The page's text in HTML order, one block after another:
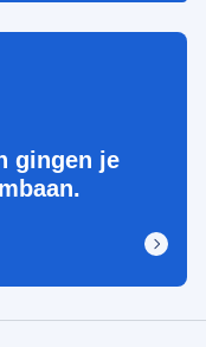
gingen je